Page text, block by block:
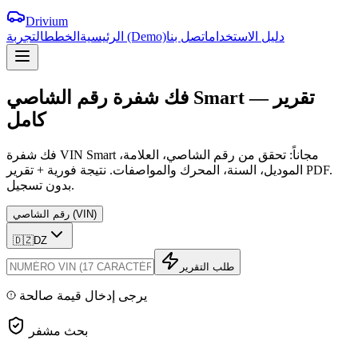
Drivium
الرئيسية الخطط التجربة (Demo) دليل الاستخداماتصل بنا
فك شفرة رقم Smart— تقرير
كامل
فك شفرة VIN Smart مجاناً: تحقق من رقم الشاصي، العلامة،
الموديل، السنة، المحرك والمواصفات. نتيجة فورية + تقرير PDF.
بدون تسجيل.
رقم الشاصي (VIN)
🇩🇿DZ
طلب التقرير
يرجى إدخال قيمة صالحة
بحث مشفر